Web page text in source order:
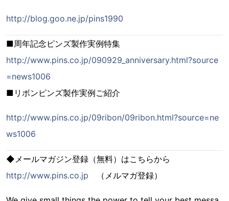
http://blog.goo.ne.jp/pins1990
■周年記念ピンズ製作実例特集
http://www.pins.co.jp/090929_anniversary.html?source
=news1006
■リボンピンズ製作実例ご紹介
http://www.pins.co.jp/09ribon/09ribon.html?source=ne
ws1006
◆メールマガジン登録（無料）はこちらから
http://www.pins.co.jp （メルマガ登録）